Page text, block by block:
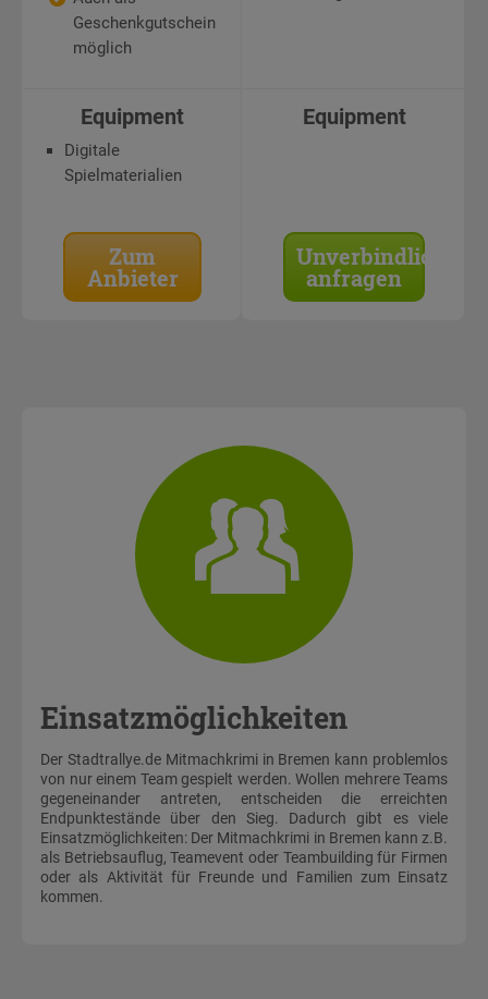
Geschenkgutschein
möglich
Equipment
Digitale
Spielmaterialien
Equipment
Zum
Anbieter
Unverbindlich
anfragen
Einsatzmöglichkeiten
Der Stadtrallye.de Mitmachkrimi in Bremen kann problemlos
von nur einem Team gespielt werden. Wollen mehrere Teams
gegeneinander antreten, entscheiden die erreichten
Endpunktestände über den Sieg. Dadurch gibt es viele
Einsatzmöglichkeiten: Der Mitmachkrimi in Bremen kann z.B.
als Betriebsauflug, Teamevent oder Teambuilding für Firmen
oder als Aktivität für Freunde und Familien zum Einsatz
kommen.